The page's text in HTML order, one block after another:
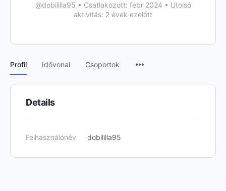
@dobililla95 • Csatlakozott: febr 2024 • Utolsó
aktivitás: 2 évek ezelőtt
Profil Idővonal Csoportok
Details
Felhasználónév dobililla95